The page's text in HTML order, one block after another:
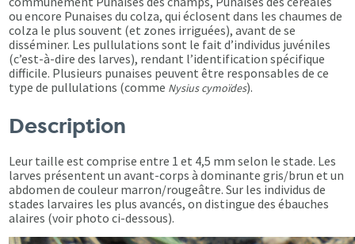
ou encore Punaises du colza, qui éclosent dans les chaumes de
colza le plus souvent (et zones irriguées), avant de se
disséminer. Les pullulations sont le fait d’individus juvéniles
(c’est-à-dire des larves), rendant l’identification spécifique
difficile. Plusieurs punaises peuvent être responsables de ce
type de pullulations (comme Nysius cymoïdes).
Description
Leur taille est comprise entre 1 et 4,5 mm selon le stade. Les
larves présentent un avant-corps à dominante gris/brun et un
abdomen de couleur marron/rougeâtre. Sur les individus de
stades larvaires les plus avancés, on distingue des ébauches
alaires (voir photo ci-dessous).